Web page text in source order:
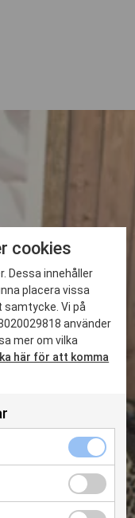
cookies
Dessa innehåller
placera vissa
samtycke. Vi på
använder
mer om vilka
här för att komma
Nödvändiga
cookies
kryssruta
Cookies
för
statistik